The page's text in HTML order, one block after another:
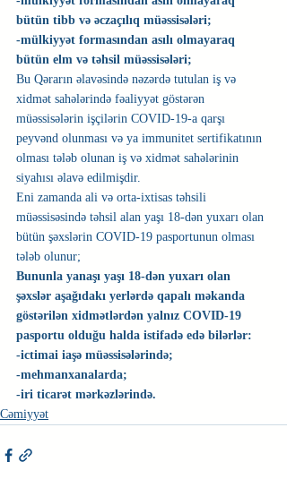
bütün tibb və əczaçılıq müəssisələri;
-mülkiyyət formasından asılı olmayaraq
bütün elm və təhsil müəssisələri;
Bu Qərarın əlavəsində nəzərdə tutulan iş və
xidmət sahələrində fəaliyyət göstərən
müəssisələrin işçilərin COVID-19-a qarşı
peyvənd olunması və ya immunitet sertifikatının
olması tələb olunan iş və xidmət sahələrinin
siyahısı əlavə edilmişdir.
Eni zamanda ali və orta-ixtisas təhsili
müəssisəsində təhsil alan yaşı 18-dən yuxarı olan
bütün şəxslərin COVID-19 pasportunun olması
tələb olunur;
Bununla yanaşı yaşı 18-dən yuxarı olan
şəxslər aşağıdakı yerlərdə qapalı məkanda
göstərilən xidmətlərdən yalnız COVID-19
pasportu olduğu halda istifadə edə bilərlər:
-ictimai iaşə müəssisələrində;
-mehmanxanalarda;
-iri ticarət mərkəzlərində.
Cəmiyyət